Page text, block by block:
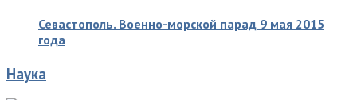
Севастополь. Военно-морской парад 9 мая 2015
года
Наука